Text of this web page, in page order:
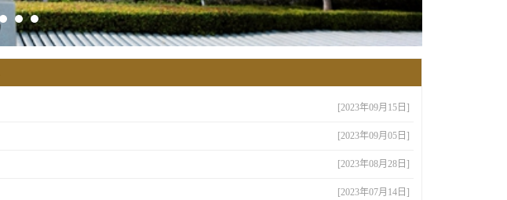
[2023年09月15日]
[2023年09月05日]
[2023年08月28日]
[2023年07月14日]